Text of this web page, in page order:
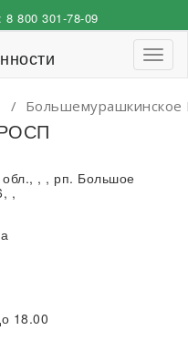
8 800 301-78-09
/
обл., , , рп. Большое
,
18.00